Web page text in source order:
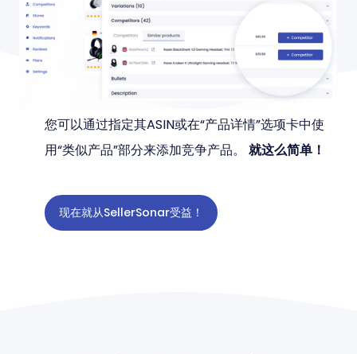
您可以通过指定其ASIN或在“产品详情”选项卡中使
用“类似产品”部分来添加竞争产品。 就这么简单！
现在就从SellerSonar受益！